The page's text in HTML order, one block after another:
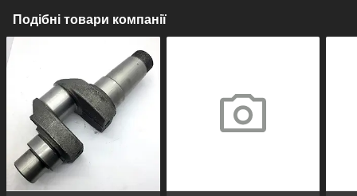
Подібні товари компанії